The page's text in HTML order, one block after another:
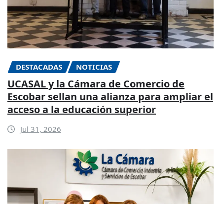
DESTACADAS NOTICIAS
UCASAL y la Cámara de Comercio de
Escobar sellan una alianza para ampliar el
acceso a la educación superior
Jul 31, 2026